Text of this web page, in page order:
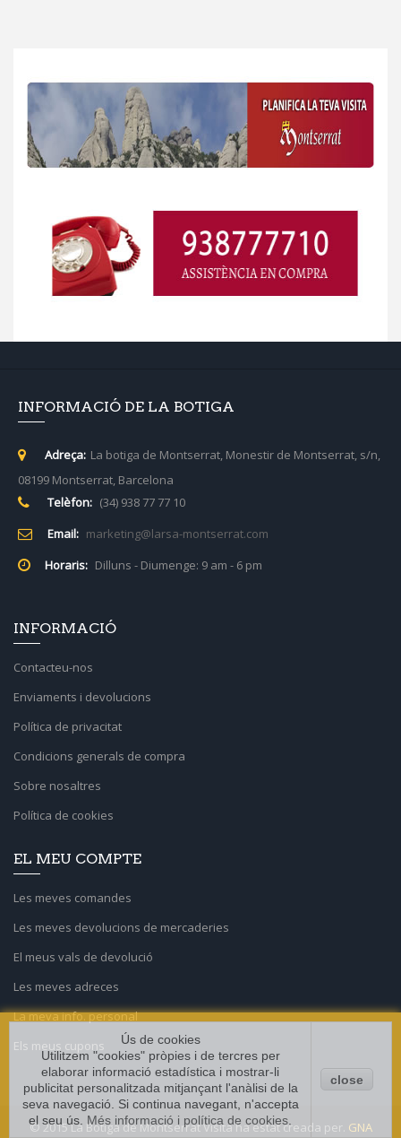
INFORMACIÓ DE LA BOTIGA
Adreça: La botiga de Montserrat, Monestir de Montserrat, s/n,
08199 Montserrat, Barcelona
Telèfon: (34) 938 77 77 10
Email: marketing@larsa-montserrat.com
Horaris: Dilluns - Diumenge: 9 am - 6 pm
INFORMACIÓ
Contacteu-nos
Enviaments i devolucions
Política de privacitat
Condicions generals de compra
Sobre nosaltres
Política de cookies
EL MEU COMPTE
Les meves comandes
Les meves devolucions de mercaderies
El meus vals de devolució
Les meves adreces
La meva info. personal
Els meus cupons
Ús de cookies
Utilitzem "cookies" pròpies i de tercres per
elaborar informació estadística i mostrar-li
publicitat personalitzada mitjançant l'anàlisi de la
seva navegació. Si continua navegant, n'accepta
el seu ús. Més informació i política de cookies
close
© 2015 La Botiga de Montserrat Visita ha estat creada per. GNA